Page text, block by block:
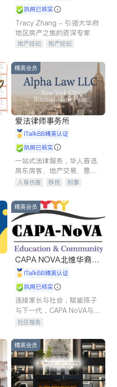
执照已核实
Tracy Zhang - 引领大华府
地区房产之旅的资深专家
地产经纪
地产经纪
商铺租售
精英会员
爱法律师事务所
iTalkBB精英认证
执照已核实
一站式法律服务，华人首选.
房东房客、地产交易、意外
伤害、车祸重伤、商业诉
建筑合同、刑事案件全包办
人身伤害 移民
刑事
信托/遗嘱
商业
索赔
律师-其它 保释
精英会员
CAPA NOVA北维华裔家
长会iTalkBB精英认证
执照已核实
连接家长与社会，赋能孩子
与下一代，CAPA NoVA与您
携手建设包容、公平、充满
社区服务
精英会员